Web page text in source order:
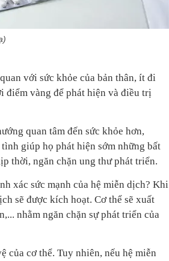
với sức khỏe của bản thân, ít đi
điểm vàng để phát hiện và điều trị
quan tâm đến sức khỏe hơn,
giúp họ phát hiện sớm những bất
thời, ngăn chặn ung thư phát triển.
xác sức mạnh của hệ miễn dịch? Khi
sẽ được kích hoạt. Cơ thể sẽ xuất
nhằm ngăn chặn sự phát triển của
của cơ thể. Tuy nhiên, nếu hệ miễn